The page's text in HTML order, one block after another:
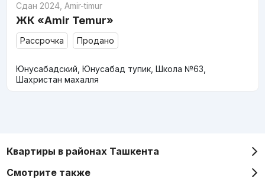
Сдан 2024, Amir-timur
ЖК «Amir Temur»
Рассрочка Продано
Юнусабадский, Юнусабад тупик, Школа №63,
Шахристан махалля
Квартиры в районах Ташкента
Смотрите также